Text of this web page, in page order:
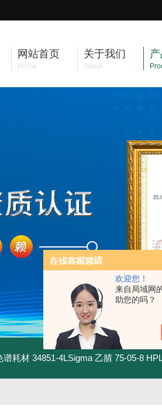
欢迎您！
来自局域网
助您的吗？
网站首页
Home
关于我们
About
谱耗材 34851-4LSigma 乙腈 75-05-8